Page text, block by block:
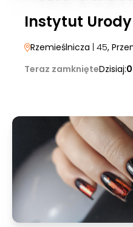
Instytut
Rzemieślnicza | 45,
Teraz zamknięteDzisiaj: